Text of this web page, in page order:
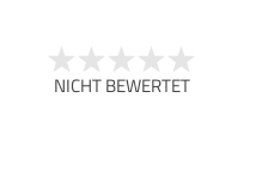
NICHT BEWERTET